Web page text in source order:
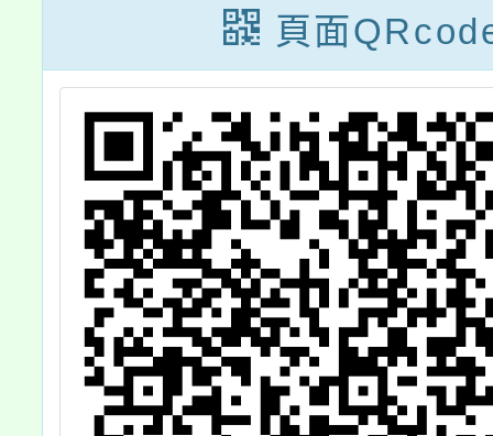
業工作人員遴選
實施計畫」1
份，詳如說明，
請查照。
公路特
道」
1份，
頁面